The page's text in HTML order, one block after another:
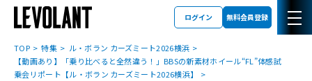
ログイン 無料会員登録
TOP 特集
ル・ボラン カーズミート2026横浜
【動画あり】「乗り比べると全然違う！」BBSの新素材ホイール“FL”体感試
乗会リポート【ル・ボラン カーズミート2026横浜】